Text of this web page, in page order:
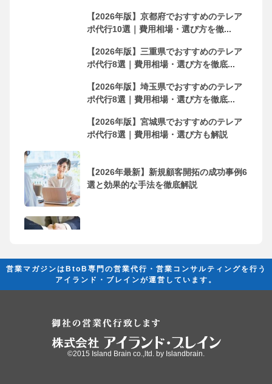
【2026年版】京都府でおすすめのテレア
ポ代行10選｜費用相場・選び方を徹...
【2026年版】三重県でおすすめのテレア
ポ代行8選｜費用相場・選び方を徹底...
【2026年版】埼玉県でおすすめのテレア
ポ代行8選｜費用相場・選び方を徹底...
【2026年版】宮城県でおすすめのテレア
ポ代行8選｜費用相場・選び方も解説
【2026年最新】新規顧客開拓の成功事例6
選と効果的な手法を徹底解説
営業マガジンはBtoB専門の営業代行・営業コンサルティングを行う
アイランド・ブレインが運営しています。
©2015 Island Brain co.,ltd. by Islandbrain.